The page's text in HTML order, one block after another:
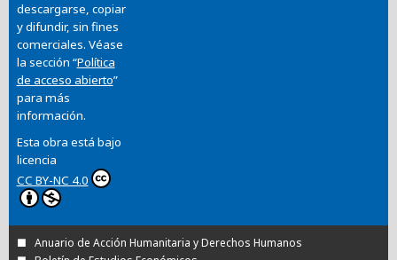
descargarse, copiar
y difundir, sin fines
comerciales. Véase
la sección “Política
de acceso abierto”
para más
información.
Esta obra está bajo
licencia
CC BY-NC 4.0
Anuario de Acción Humanitaria y Derechos Humanos